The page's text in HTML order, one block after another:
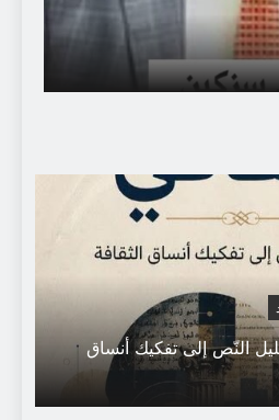
النّص إلى تفكيك أنساق
المصرية قول هذا